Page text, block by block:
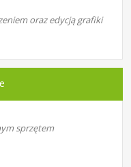
oraz edycją grafiki
sprzętem